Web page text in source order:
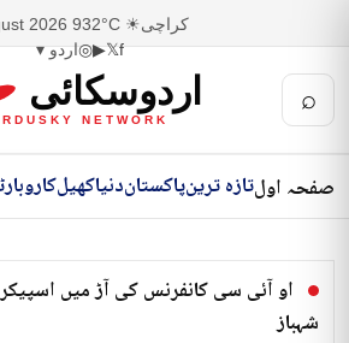
کراچی☀ 32°C
9 August 2026
f
𝕏
▶
◎اردو ▾
⌕ اردوسکائی
NETWORK
صفحہ اولتازہ ترینپاکستاندنیاکھیلکاروبار
او آئی سی کانفرنس کی آڑ میں
شہباز